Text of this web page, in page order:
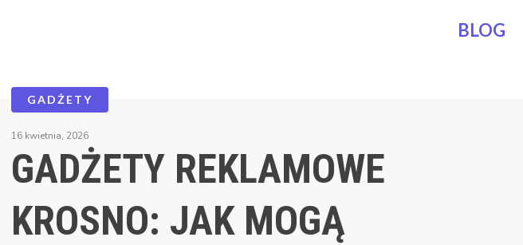
BLOG
GADŻETY
16 kwietnia, 2026
GADŻETY REKLAMOWE
KROSNO: JAK MOGĄ